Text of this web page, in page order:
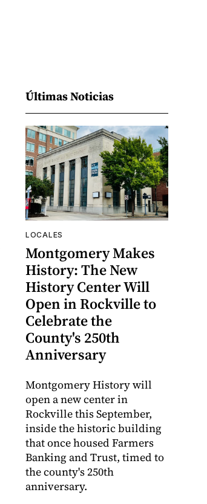
Últimas Noticias
LOCALES
Montgomery Makes
History: The New
History Center Will
Open in Rockville to
Celebrate the
County's 250th
Anniversary
Montgomery History will
open a new center in
Rockville this September,
inside the historic building
that once housed Farmers
Banking and Trust, timed to
the county's 250th
anniversary.